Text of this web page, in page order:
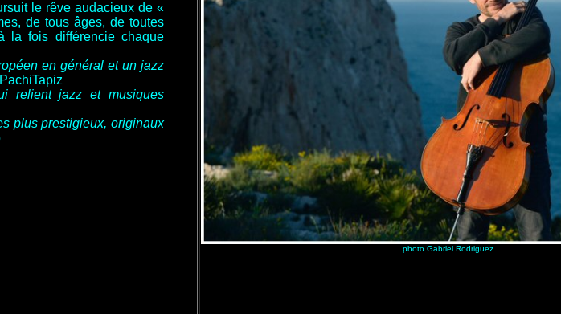
le rêve audacieux de «
de tous âges, de toutes
la fois différencie chaque
en général et un jazz
relient jazz et musiques
plus prestigieux, originaux
photo Gabriel Rodriguez